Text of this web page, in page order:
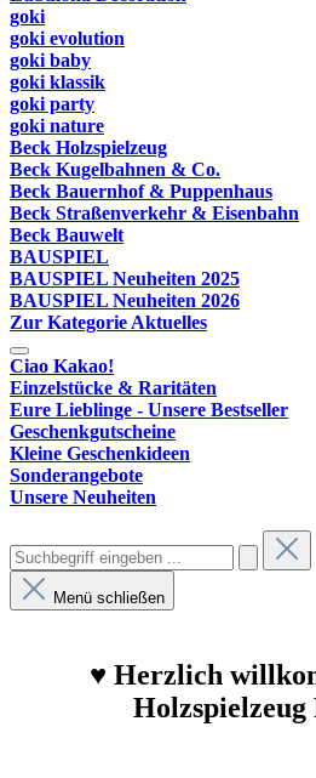
goki
goki evolution
goki baby
goki klassik
goki party
goki nature
Beck Holzspielzeug
Beck Kugelbahnen & Co.
Beck Bauernhof & Puppenhaus
Beck Straßenverkehr & Eisenbahn
Beck Bauwelt
BAUSPIEL
BAUSPIEL Neuheiten 2025
BAUSPIEL Neuheiten 2026
Zur Kategorie Aktuelles
Ciao Kakao!
Einzelstücke & Raritäten
Eure Lieblinge - Unsere Bestseller
Geschenkgutscheine
Kleine Geschenkideen
Sonderangebote
Unsere Neuheiten
Menü schließen
♥ Herzlich